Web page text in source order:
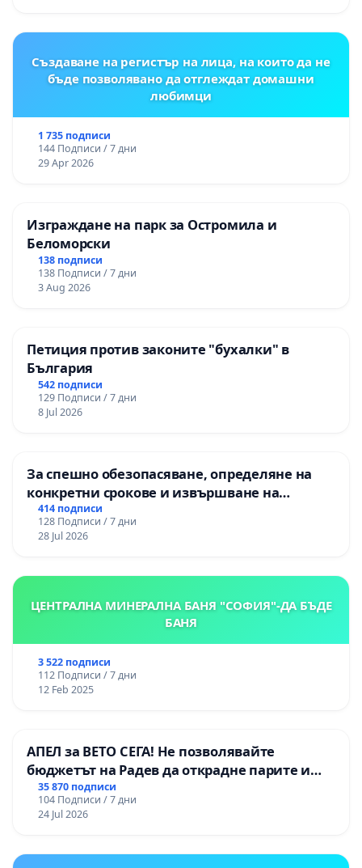
Създаване на регистър на лица, на които да не
бъде позволявано да отглеждат домашни
любимци
1 735 подписи
144 Подписи / 7 дни
29 Apr 2026
Изграждане на парк за Остромила и
Беломорски
138 подписи
138 Подписи / 7 дни
3 Aug 2026
Петиция против законите "бухалки" в
България
542 подписи
129 Подписи / 7 дни
8 Jul 2026
За спешно обезопасяване, определяне на
конкретни срокове и извършване на
цялостна рехабилитация на
републиканския път между пътен възел АМ
„Тракия“ - гр. Ихтиман - с. Мирово - к.к.
414 подписи
128 Подписи / 7 дни
28 Jul 2026
ЦЕНТРАЛНА МИНЕРАЛНА БАНЯ "СОФИЯ"-ДА БЪДЕ
БАНЯ
3 522 подписи
112 Подписи / 7 дни
12 Feb 2025
АПЕЛ за ВЕТО СЕГА! Не позволявайте
бюджетът на Радев да открадне парите и
правата ни в тъмното
35 870 подписи
104 Подписи / 7 дни
24 Jul 2026